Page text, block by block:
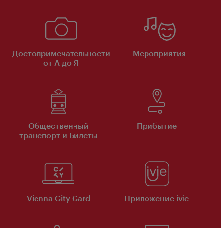
Достопримечательности
от А до Я
Мероприятия
Общественный
транспорт и Билеты
Прибытие
Vienna City Card Приложение ivie